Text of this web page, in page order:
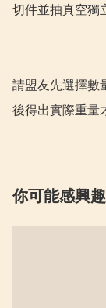
切件並抽真空獨
請盟友先選擇數
後得出實際重量
你可能感興